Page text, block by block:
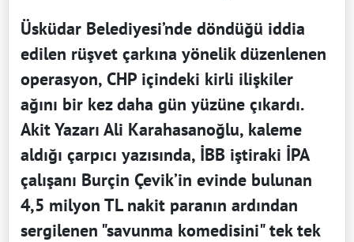
Üsküdar Belediyesi’nde döndüğü iddia
edilen rüşvet çarkına yönelik düzenlenen
operasyon, CHP içindeki kirli ilişkiler
ağını bir kez daha gün yüzüne çıkardı.
Akit Yazarı Ali Karahasanoğlu, kaleme
aldığı çarpıcı yazısında, İBB iştiraki İPA
çalışanı Burçin Çevik’in evinde bulunan
4,5 milyon TL nakit paranın ardından
sergilenen "savunma komedisini" tek tek